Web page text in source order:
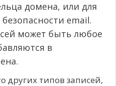
домена, или для
email.
может быть любое
в
других типов записей,